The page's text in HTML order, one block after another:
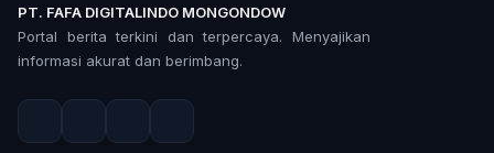
PT. FAFA DIGITALINDO MONGONDOW
Portal berita terkini dan terpercaya. Menyajikan
informasi akurat dan berimbang.